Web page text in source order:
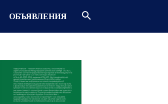
ОБЪЯВЛЕНИЯ